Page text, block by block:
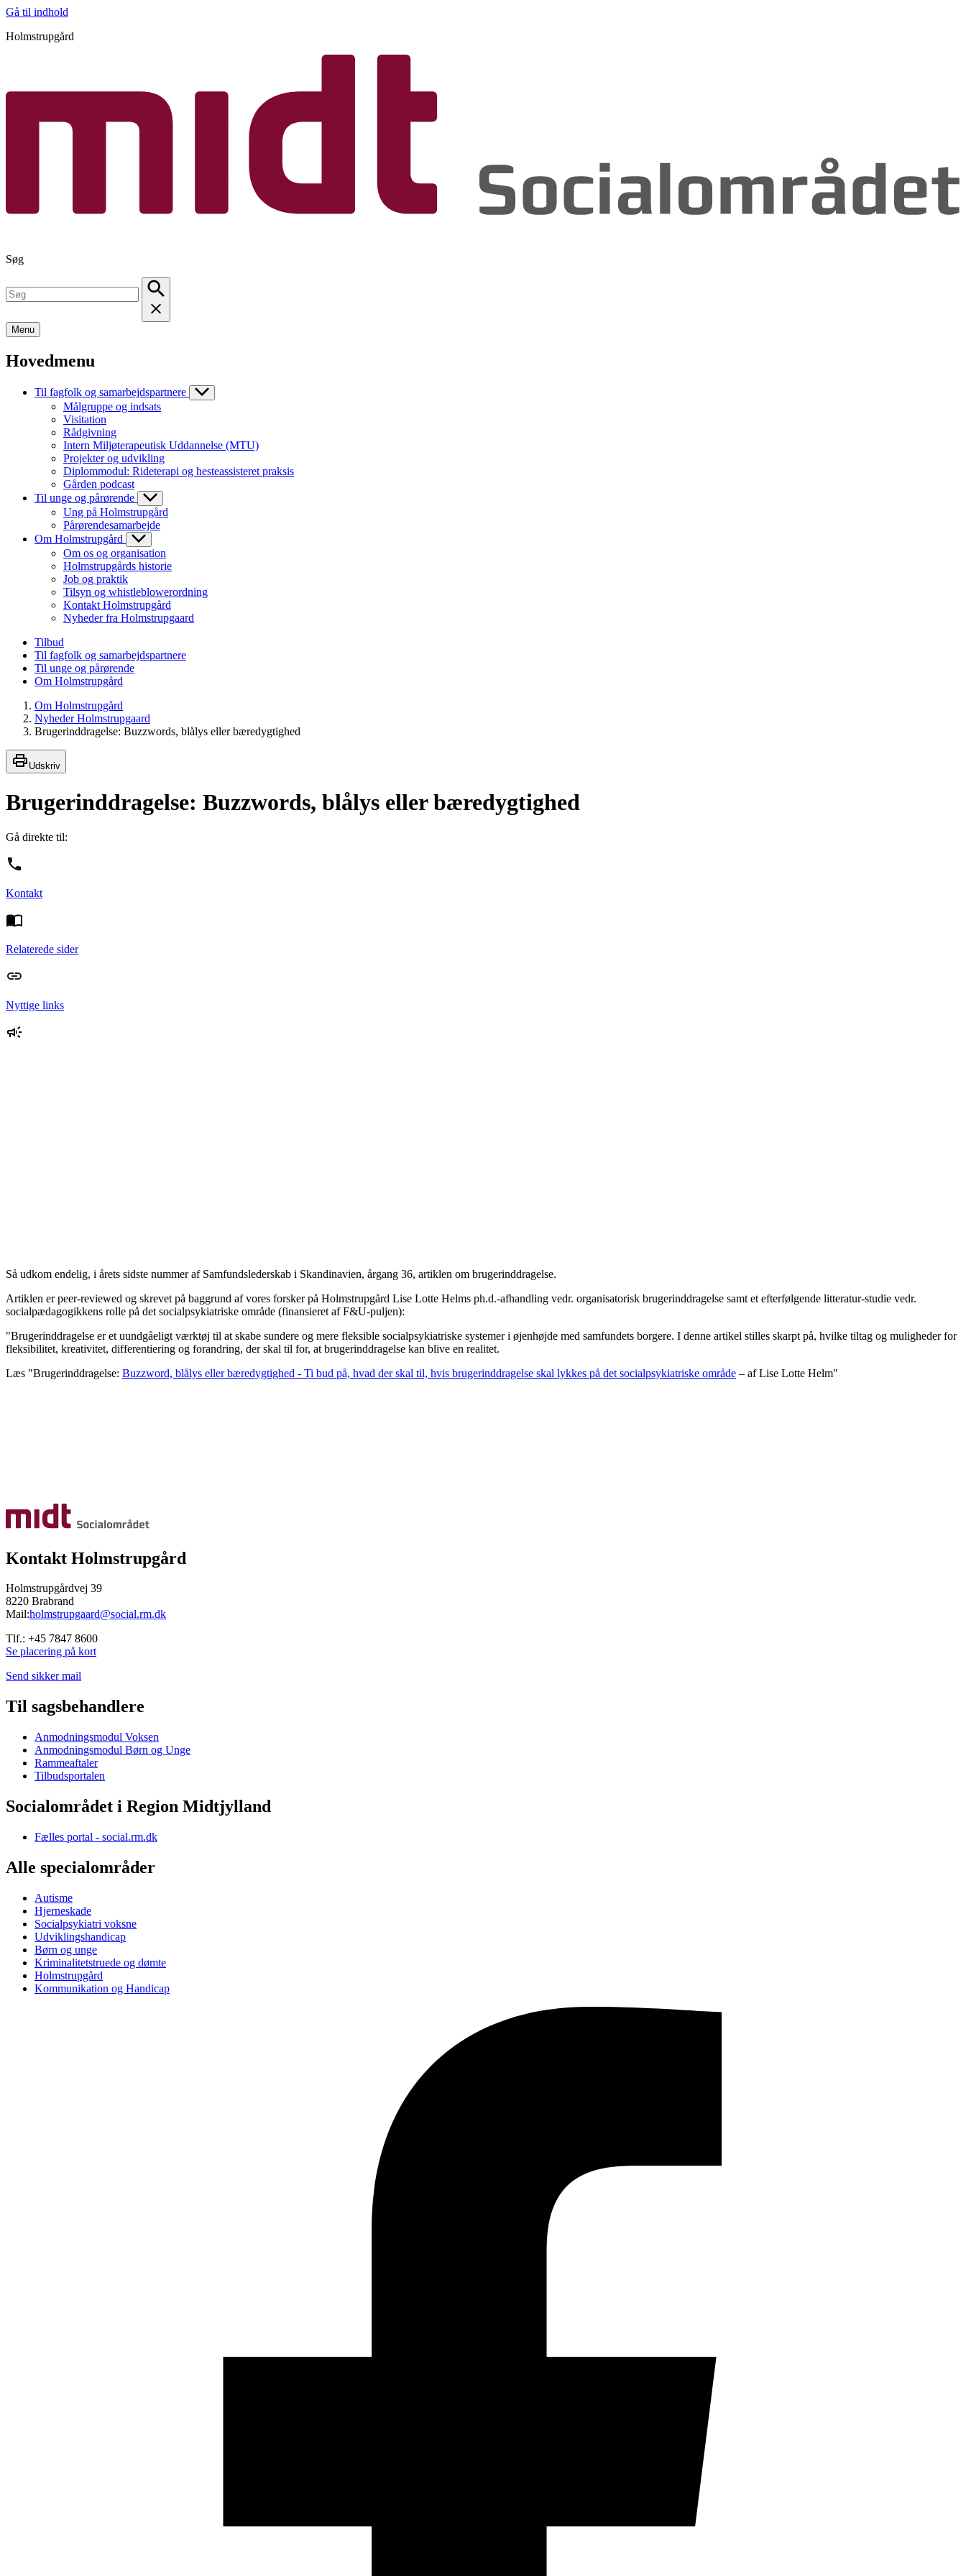
Gå til indhold
Holmstrupgård
Søg
Menu
Hovedmenu
Til fagfolk og samarbejdspartnere
Målgruppe og indsats
Visitation
Rådgivning
Intern Miljøterapeutisk Uddannelse (MTU)
Projekter og udvikling
Diplommodul: Rideterapi og hesteassisteret praksis
Gården podcast
Til unge og pårørende
Ung på Holmstrupgård
Pårørendesamarbejde
Om Holmstrupgård
Om os og organisation
Holmstrupgårds historie
Job og praktik
Tilsyn og whistleblowerordning
Kontakt Holmstrupgård
Nyheder fra Holmstrupgaard
Tilbud
Til fagfolk og samarbejdspartnere
Til unge og pårørende
Om Holmstrupgård
Om Holmstrupgård
Nyheder Holmstrupgaard
Brugerinddragelse: Buzzwords, blålys eller bæredygtighed
Udskriv
Brugerinddragelse: Buzzwords, blålys eller bæredygtighed
Gå direkte til:
Kontakt
Relaterede sider
Nyttige links
Så udkom endelig, i årets sidste nummer af Samfundslederskab i Skandinavien, årgang 36, artiklen om brugerinddragelse.
Artiklen er peer-reviewed og skrevet på baggrund af vores forsker på Holmstrupgård Lise Lotte Helms ph.d.-afhandling vedr. organisatorisk brugerinddragelse samt et efterfølgende litteratur-studie vedr.
socialpædagogikkens rolle på det socialpsykiatriske område (finansieret af F&U-puljen):
"Brugerinddragelse er et uundgåeligt værktøj til at skabe sundere og mere fleksible socialpsykiatriske systemer i øjenhøjde med samfundets borgere. I denne artikel stilles skarpt på, hvilke tiltag og muligheder for
fleksibilitet, kreativitet, differentiering og forandring, der skal til for, at brugerinddragelse kan blive en realitet.
Læs "Brugerinddragelse: Buzzword, blålys eller bæredygtighed - Ti bud på, hvad der skal til, hvis brugerinddragelse skal lykkes på det socialpsykiatriske område – af Lise Lotte Helm"
Kontakt Holmstrupgård
Holmstrupgårdvej 39
8220 Brabrand
Mail:holmstrupgaard@social.rm.dk
Tlf.: +45 7847 8600
Se placering på kort
Send sikker mail
Til sagsbehandlere
Anmodningsmodul Voksen
Anmodningsmodul Børn og Unge
Rammeaftaler
Tilbudsportalen
Socialområdet i Region Midtjylland
Fælles portal - social.rm.dk
Alle specialområder
Autisme
Hjerneskade
Socialpsykiatri voksne
Udviklingshandicap
Børn og unge
Kriminalitetstruede og dømte
Holmstrupgård
Kommunikation og Handicap